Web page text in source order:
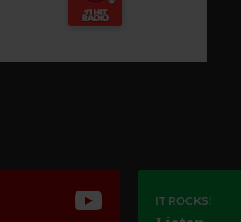
IT ROCKS!